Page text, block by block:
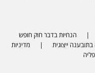
הנחיות בדבר חוק חופש
ייצוגית
מדיניות